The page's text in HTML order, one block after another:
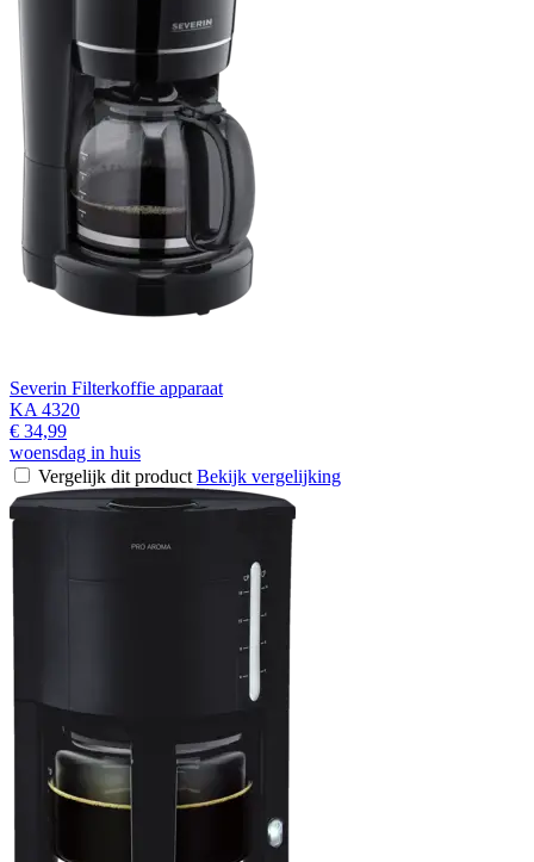
Severin Filterkoffie apparaat
KA 4320
€ 34,99
woensdag in huis
Vergelijk dit product Bekijk vergelijking